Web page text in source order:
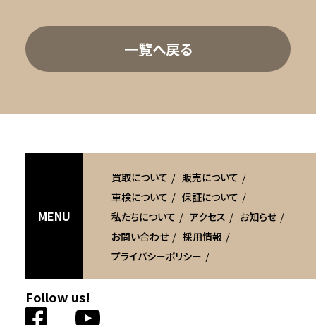
一覧へ戻る
MENU
買取について
販売について
車検について
保証について
私たちについて
アクセス
お知らせ
お問い合わせ
採用情報
プライバシーポリシー
Follow us!